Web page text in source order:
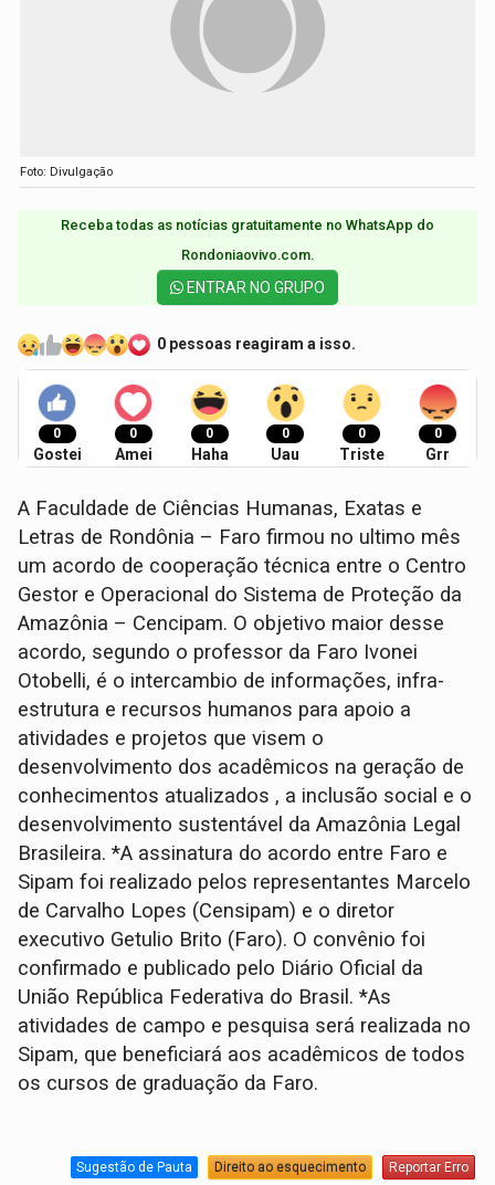
Foto: Divulgação
Receba todas as notícias gratuitamente no WhatsApp do
Rondoniaovivo.com.​
ENTRAR NO GRUPO
0 pessoas reagiram a isso.
0
Gostei
0
Amei
0
Haha
0
Uau
0
Triste
0
Grr
A Faculdade de Ciências Humanas, Exatas e
Letras de Rondônia – Faro firmou no ultimo mês
um acordo de cooperação técnica entre o Centro
Gestor e Operacional do Sistema de Proteção da
Amazônia – Cencipam. O objetivo maior desse
acordo, segundo o professor da Faro Ivonei
Otobelli, é o intercambio de informações, infra-
estrutura e recursos humanos para apoio a
atividades e projetos que visem o
desenvolvimento dos acadêmicos na geração de
conhecimentos atualizados , a inclusão social e o
desenvolvimento sustentável da Amazônia Legal
Brasileira. *A assinatura do acordo entre Faro e
Sipam foi realizado pelos representantes Marcelo
de Carvalho Lopes (Censipam) e o diretor
executivo Getulio Brito (Faro). O convênio foi
confirmado e publicado pelo Diário Oficial da
União República Federativa do Brasil. *As
atividades de campo e pesquisa será realizada no
Sipam, que beneficiará aos acadêmicos de todos
os cursos de graduação da Faro.
Sugestão de Pauta Direito ao esquecimento Reportar Erro